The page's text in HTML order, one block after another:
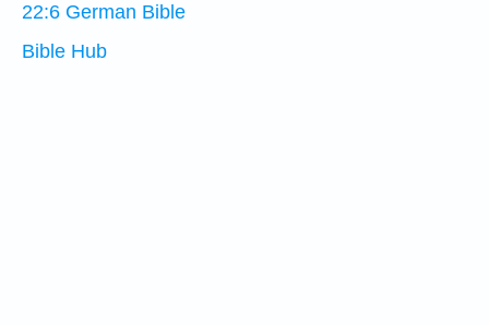
22:6 German Bible
Bible Hub